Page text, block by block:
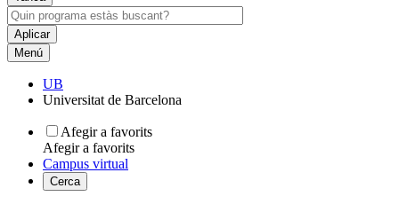
Menú
UB
Universitat de Barcelona
Afegir a favorits
Afegir a favorits
Campus virtual
Cerca